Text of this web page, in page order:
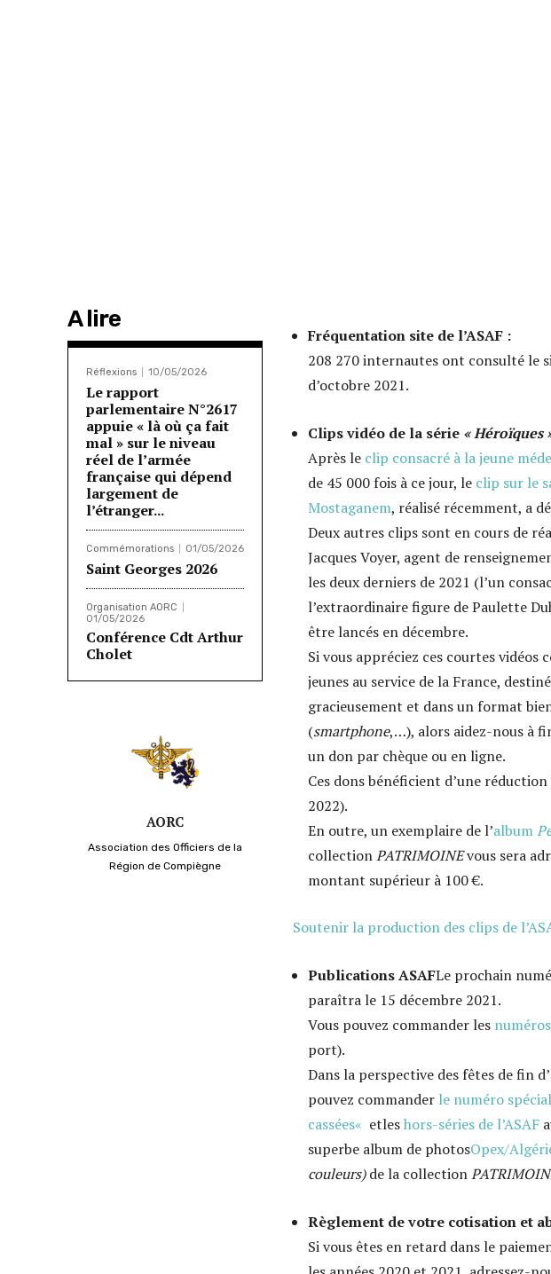
A lire
Réflexions 10/05/2026
Le rapport
parlementaire N°2617
appuie « là où ça fait
mal » sur le niveau
réel de l’armée
française qui dépend
largement de
l’étranger...
Commémorations 01/05/2026
Saint Georges 2026
Organisation AORC
01/05/2026
Conférence Cdt Arthur
Cholet
AORC
Association des Officiers de la
Région de Compiègne
Fréquentation site de l’ASAF :
208 270 internautes ont consulté le
d’octobre 2021.
Clips vidéo de la série « Héroïques
Après le clip consacré à la jeune
de 45 000 fois à ce jour, le clip sur le
Mostaganem, réalisé récemment, a
Deux autres clips sont en cours de
Jacques Voyer, agent de
les deux derniers de 2021 (l’un
l’extraordinaire figure de Paulette
être lancés en décembre.
Si vous appréciez ces courtes vidéos
jeunes au service de la France,
gracieusement et dans un format
(smartphone,…), alors aidez-nous à
un don par chèque ou en ligne.
Ces dons bénéficient d’une
2022).
En outre, un exemplaire de l’album
collectionPATRIMOINEvous sera
montant supérieur à 100 €.
Soutenir la production des clips de
Publications ASAFLe prochain
paraîtra le 15 décembre 2021.
Vous pouvez commander les
port).
Dans la perspective des fêtes de fin
pouvez commander le numéro
cassées« etleshors-séries de l’ASAF
superbe album de photosOpex/
couleurs)de la collection
Règlement de votre cotisation et
Si vous êtes en retard dans le